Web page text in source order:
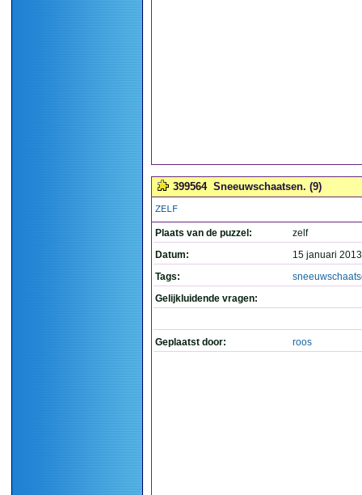
399564 Sneeuwschaatsen. (9)
ZELF
Plaats van de puzzel:
zelf
Datum:
15 januari
Tags:
Gelijkluidende vragen:
Geplaatst door: roos